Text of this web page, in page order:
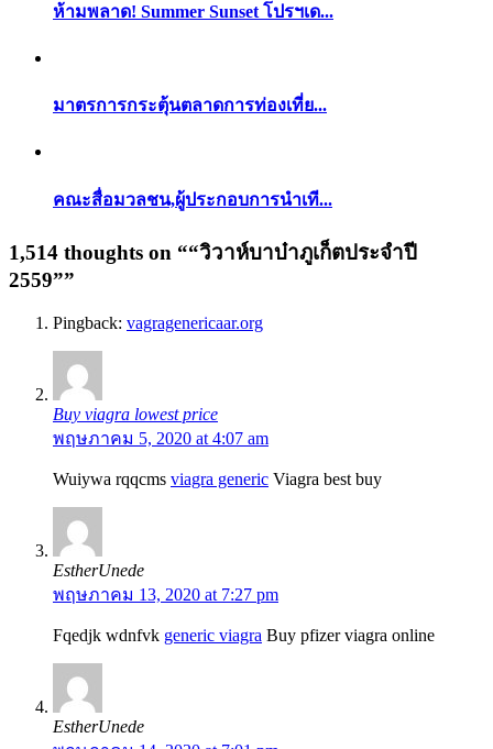
ห้ามพลาด! Summer Sunset โปรฯเด...
มาตรการกระตุ้นตลาดการท่องเที่ย...
คณะสื่อมวลชน,ผู้ประกอบการนำเที...
1,514 thoughts on ““วิวาห์บาบ๋าภูเก็ตประจำปี
2559””
Pingback: vagragenericaar.org
Buy viagra lowest price
พฤษภาคม 5, 2020 at 4:07 am
Wuiywa rqqcms viagra generic Viagra best buy
EstherUnede
พฤษภาคม 13, 2020 at 7:27 pm
Fqedjk wdnfvk generic viagra Buy pfizer viagra online
EstherUnede